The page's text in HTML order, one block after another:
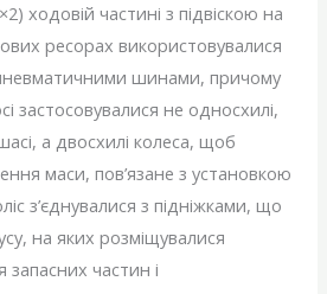
ходовій частині з підвіскою на
ресорах використовувалися
шинами, причому
застосовувалися не односхилі,
а двосхилі колеса, щоб
маси, пов’язане з установкою
з’єднувалися з підніжками, що
на яких розміщувалися
частин і